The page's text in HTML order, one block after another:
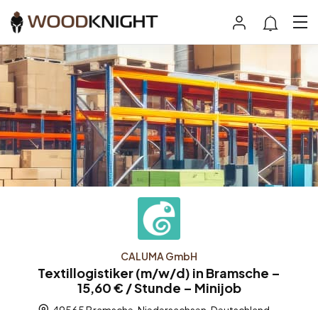
CALUMA GmbH
Textillogistiker (m/w/d) in Bramsche –
15,60 € / Stunde – Minijob